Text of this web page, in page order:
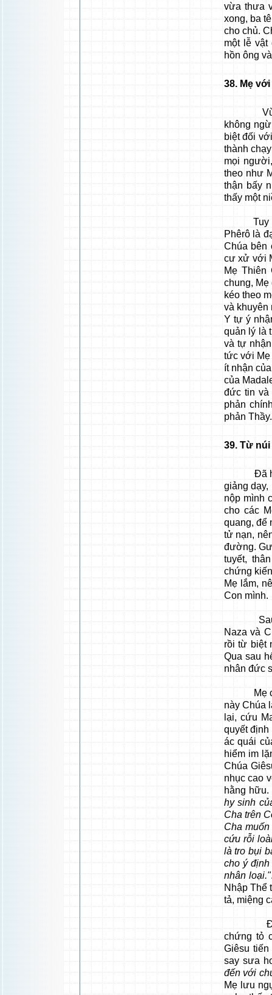
vừa thưa
xong, ba
cho chủ.
một lễ
hồn ông
38. Mẹ
Vừa
không
biệt đối
thành
mọi
theo như
thận bấy
thấy một
Phêrô là
Chúa bên
cư xử với
Mẹ
chung,
kéo theo
và khuyên
Y tự ý
quản lý là
và tự
tức với Mẹ
ít nhận
của
đức tin và
phản
phản
39. Từ núi
Đã hơn
giảng
nộp mình
cho các
quang, để
tử nạn,
đường.
tuyết,
chứng
Mẹ lắm,
Con mình.
Sau
Naza và
rồi từ biệt
Qua sau
nhân đức
Mẹ
này Chúa
lại, cứu
quyết
ác quái
hiểm im
Chúa
nhục cao
hằng
hy sinh
Cha trên
Cha
cứu rỗi
là tro bụi
cho ý
nhân loại."
Nhập Thể
tả, miệng
Để sửa
chứng tỏ
Giêsu
say sưa
đến với
Mẹ lưu